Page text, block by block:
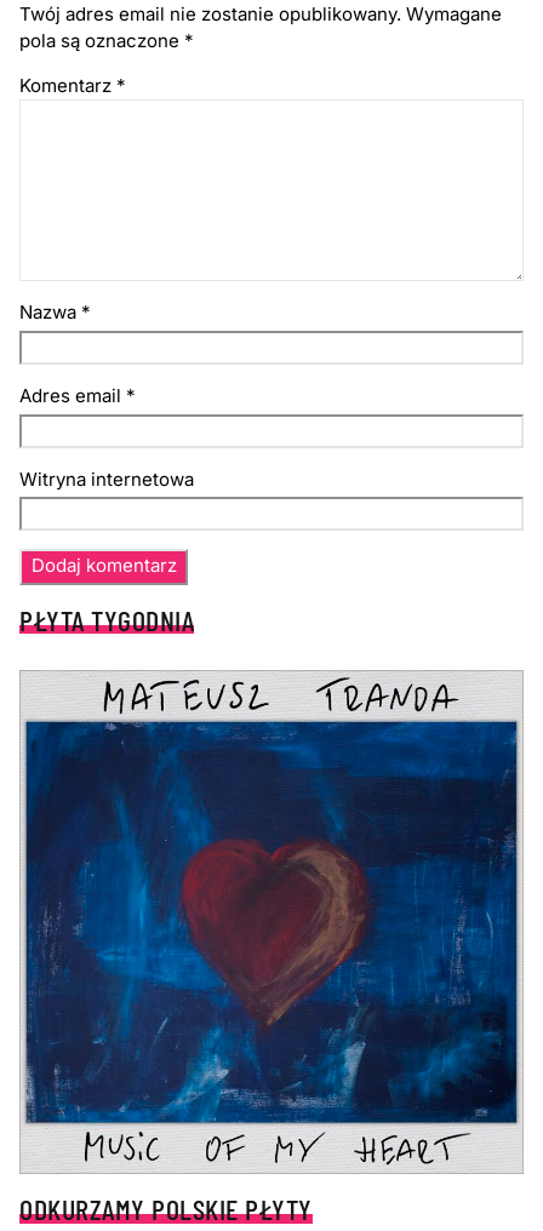
Twój adres email nie zostanie opublikowany. Wymagane
pola są oznaczone *
Komentarz *
Nazwa *
Adres email *
Witryna internetowa
PŁYTA TYGODNIA
ODKURZAMY POLSKIE PŁYTY